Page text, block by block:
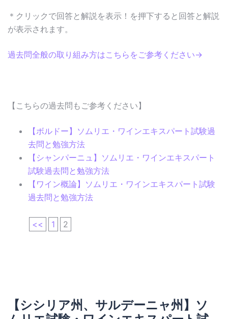
＊クリックで回答と解説を表示！を押下すると回答と解説
が表示されます。
過去問全般の取り組み方はこちらをご参考ください→
【こちらの過去問もご参考ください】
【ボルドー】ソムリエ・ワインエキスパート試験過
去問と勉強方法
【シャンパーニュ】ソムリエ・ワインエキスパート
試験過去問と勉強方法
【ワイン概論】ソムリエ・ワインエキスパート試験
過去問と勉強方法
<< 1 2
【シシリア州、サルデーニャ州】ソ